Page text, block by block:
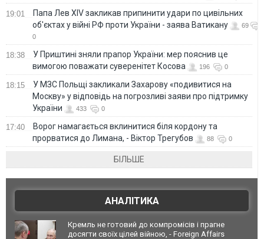
19:01
Папа Лев XIV закликав припинити удари по цивільних
об'єктах у війні РФ проти України - заява Ватикану
69
0
18:38
У Приштині зняли прапор України: мер пояснив це
вимогою поважати суверенітет Косова
196 0
18:15
У МЗС Польщі закликали Захарову «подивитися на
Москву» у відповідь на погрозливі заяви про підтримку
України
433 0
17:40
Ворог намагається вклинитися біля кордону та
прорватися до Лимана, - Віктор Трегубов
88 0
БІЛЬШЕ
АНАЛІТИКА
Кремль не готовий до компромісів і прагне
досягти своїх цілей війною, - Foreign Affairs